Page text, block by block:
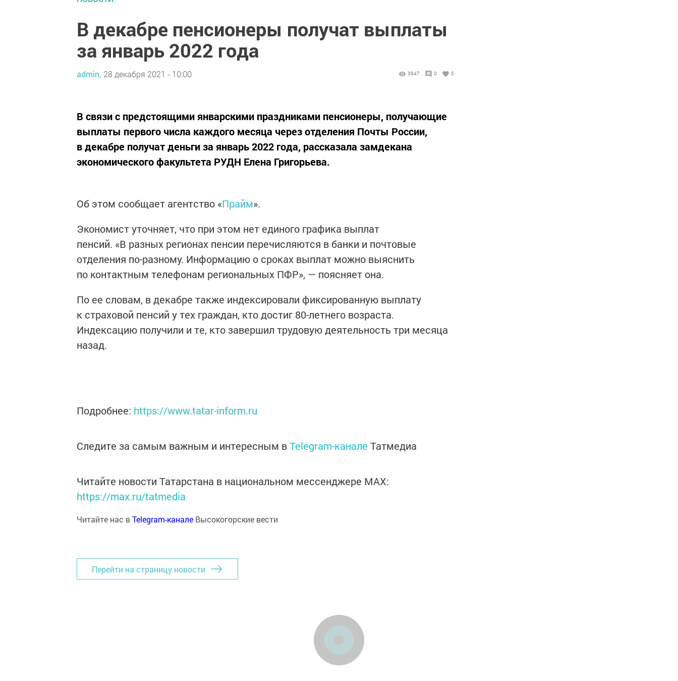
В декабре пенсионеры получат выплаты
за январь 2022 года
admin, 28 декабря 2021 - 10:00 3947 0 0
В связи с предстоящими январскими праздниками пенсионеры, получающие
выплаты первого числа каждого месяца через отделения Почты России,
в декабре получат деньги за январь 2022 года, рассказала замдекана
экономического факультета РУДН Елена Григорьева.
Об этом сообщает агентство «Прайм».
Экономист уточняет, что при этом нет единого графика выплат
пенсий. «В разных регионах пенсии перечисляются в банки и почтовые
отделения по-разному. Информацию о сроках выплат можно выяснить
по контактным телефонам региональных ПФР», — поясняет она.
По ее словам, в декабре также индексировали фиксированную выплату
к страховой пенсий у тех граждан, кто достиг 80-летнего возраста.
Индексацию получили и те, кто завершил трудовую деятельность три месяца
назад.
Подробнее: https://www.tatar-inform.ru
Следите за самым важным и интересным вTelegram-канале Татмедиа
Читайте новости Татарстана в национальном мессенджере MАХ:
https://max.ru/tatmedia
Читайте нас вTelegram-канале Высокогорские вести
Перейти на страницу новости